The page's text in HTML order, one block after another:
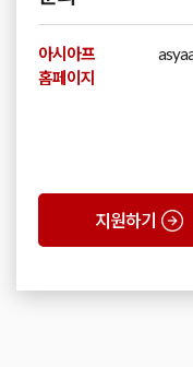
아시아프
홈페이지
지원하기